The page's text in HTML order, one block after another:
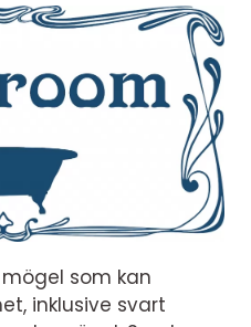
som kan
inklusive svart